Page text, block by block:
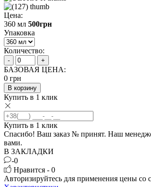
Цена:
360 мл 500грн
Упаковка
Количество:
- +
БАЗОВАЯ ЦЕНА:
0 грн
В корзину
Купить в 1 клик
Купить в 1 клик
Спасибо! Ваш заказ № принят. Наш
вами.
В ЗАКЛАДКИ
-0
Нравится - 0
Авторизируйтесь для применения цены со